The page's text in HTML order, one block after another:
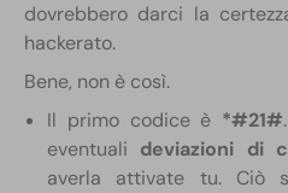
dovrebbero darci la
hackerato.
Bene, non è così.
Il primo codice è *#21#
eventuali deviazioni di
averla attivate tu. Ciò